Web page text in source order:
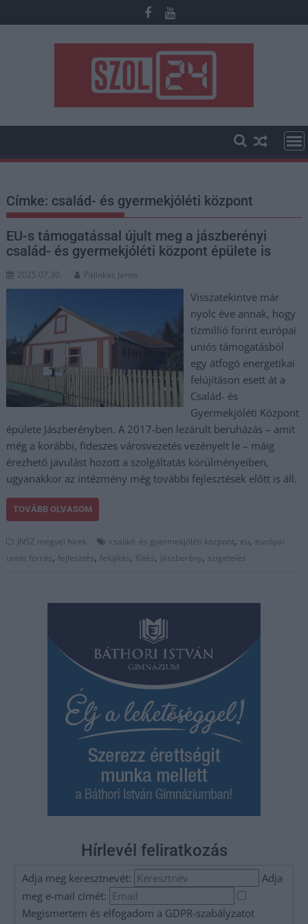
to
Címke: család- és gyermekjóléti központ
EU-s támogatással újult meg a jászberényi
család- és gyermekjóléti központ épülete is
2025.07.30. Palinkas Janos
Visszatekintve már
nyolc éve annak, hogy
tízmillió forint európai
uniós támogatásból
egy átfogó energetikai
felújításon esett át a
Család- és
Gyermekjóléti Központ
épülete Jászberényben. A 2017-ben lezárult beruházás – amit
még a korábbi, fideszes városvezetés vezényelt le – máig
érezhető javulást hozott a szolgáltatás körülményeiben,
ugyanakkor az intézmény még további fejlesztések előtt is áll.
TOVÁBB OLVASOM
JNSZ megyei hírek család- és gyermekjóléti központ, eu, európai
uniós forrás, fejlesztés, felújítás, fűtés, Jászberény, szigetelés
Hírlevél feliratkozás
Adja meg keresztnevét:
Adja
meg e-mail címét:
Megismertem és elfogadom a GDPR-szabályzatot